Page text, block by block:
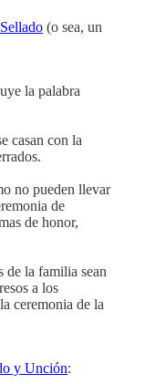
(o sea, un
la palabra
casan con la
no pueden llevar
de
de honor,
de la familia sean
a los
ceremonia de la
y Unción: